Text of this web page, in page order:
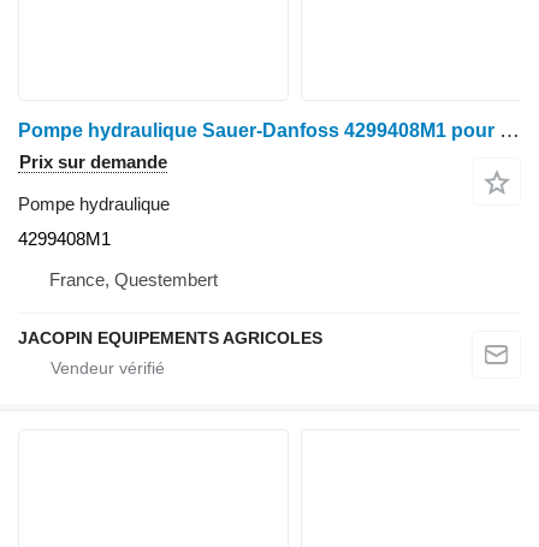
Pompe hydraulique Sauer-Danfoss 4299408M1 pour tracteur à roues Massey Ferguson 8400
Prix sur demande
Pompe hydraulique
4299408M1
France, Questembert
JACOPIN EQUIPEMENTS AGRICOLES